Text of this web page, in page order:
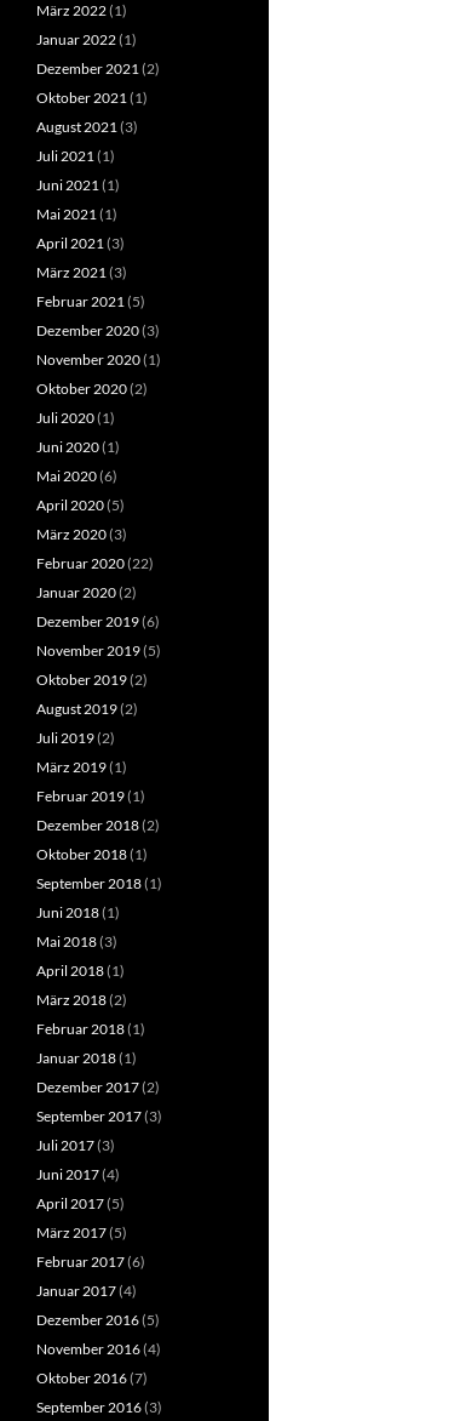
März 2022(1)
Januar 2022(1)
Dezember 2021(2)
Oktober 2021(1)
August 2021(3)
Juli 2021(1)
Juni 2021(1)
Mai 2021(1)
April 2021(3)
März 2021(3)
Februar 2021(5)
Dezember 2020(3)
November 2020(1)
Oktober 2020(2)
Juli 2020(1)
Juni 2020(1)
Mai 2020(6)
April 2020(5)
März 2020(3)
Februar 2020(22)
Januar 2020(2)
Dezember 2019(6)
November 2019(5)
Oktober 2019(2)
August 2019(2)
Juli 2019(2)
März 2019(1)
Februar 2019(1)
Dezember 2018(2)
Oktober 2018(1)
September 2018(1)
Juni 2018(1)
Mai 2018(3)
April 2018(1)
März 2018(2)
Februar 2018(1)
Januar 2018(1)
Dezember 2017(2)
September 2017(3)
Juli 2017(3)
Juni 2017(4)
April 2017(5)
März 2017(5)
Februar 2017(6)
Januar 2017(4)
Dezember 2016(5)
November 2016(4)
Oktober 2016(7)
September 2016(3)